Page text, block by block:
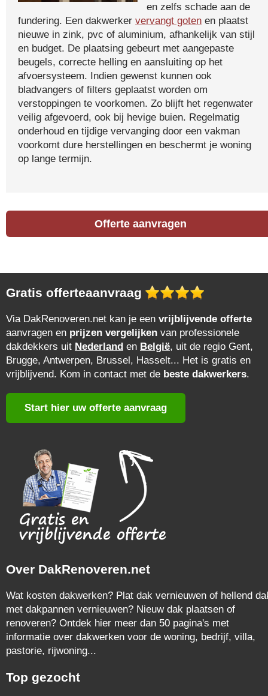
en zelfs schade aan de
fundering. Een dakwerker vervangt goten en plaatst
nieuwe in zink, pvc of aluminium, afhankelijk van stijl
en budget. De plaatsing gebeurt met aangepaste
beugels, correcte helling en aansluiting op het
afvoersysteem. Indien gewenst kunnen ook
bladvangers of filters geplaatst worden om
verstoppingen te voorkomen. Zo blijft het regenwater
veilig afgevoerd, ook bij hevige buien. Regelmatig
onderhoud en tijdige vervanging door een vakman
voorkomt dure herstellingen en beschermt je woning
op lange termijn.
Offerte aanvragen
Gratis offerteaanvraag
Via DakRenoveren.net kan je een vrijblijvende offerte
aanvragen en prijzen vergelijken van professionele
dakdekkers uit Nederland en België, uit de regio Gent,
Brugge, Antwerpen, Brussel, Hasselt... Het is gratis en
vrijblijvend. Kom in contact met de beste dakwerkers.
Start hier uw offerte aanvraag
Over DakRenoveren.net
Wat kosten dakwerken? Plat dak vernieuwen of hellend
met dakpannen vernieuwen? Nieuw dak plaatsen of
renoveren? Ontdek hier meer dan 50 pagina's met
informatie over dakwerken voor de woning, bedrijf, villa,
pastorie, rijwoning...
Top gezocht